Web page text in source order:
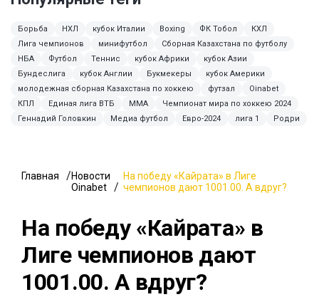
Борьба НХЛ кубок Италии Boxing ФК Тобол
КХЛ
Лига чемпионов
минифутбол
Сборная Казахстана по футболу
НБА
Футбол Теннис кубок Африки
кубок Азии
Бундеслига
кубок Англии Букмекеры
кубок Америки
молодежная сборная Казахстана по хоккею
футзал
Oinabet
КПЛ
Единая лига ВТБ ММА
Чемпионат мира по хоккею 2024
Геннадий Головкин
Медиа футбол Евро-2024 лига 1 Родри
Главная
Новости
Oinabet
На победу «Кайрата» в Лиге
чемпионов дают 1001.00. А вдруг?
На победу «Кайрата» в
Лиге чемпионов дают
1001.00. А вдруг?